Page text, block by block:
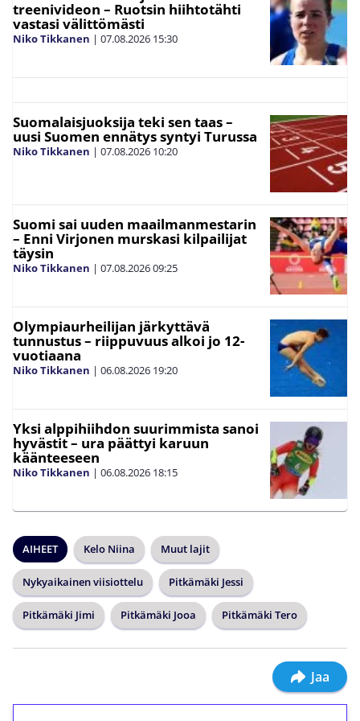
treenivideon – Ruotsin hiihtotähti
vastasi välittömästi
Niko Tikkanen | 07.08.2026 15:30
Suomalaisjuoksija teki sen taas –
uusi Suomen ennätys syntyi Turussa
Niko Tikkanen | 07.08.2026 10:20
Suomi sai uuden maailmanmestarin
– Enni Virjonen murskasi kilpailijat
täysin
Niko Tikkanen | 07.08.202609:25
Olympiaurheilijan järkyttävä
tunnustus – riippuvuus alkoi jo 12-
vuotiaana
Niko Tikkanen | 06.08.2026 19:20
Yksi alppihiihdon suurimmista sanoi
hyvästit – ura päättyi karuun
käänteeseen
Niko Tikkanen | 06.08.2026 18:15
AIHEET Kelo Niina Muut lajit
Nykyaikainen viisiottelu Pitkämäki Jessi
Pitkämäki Jimi Pitkämäki Jooa Pitkämäki Tero
Jaa